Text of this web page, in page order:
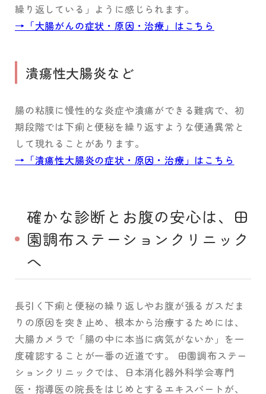
繰り返している」ように感じられます。
→「大腸がんの症状・原因・治療」はこちら
潰瘍性大腸炎など
腸の粘膜に慢性的な炎症や潰瘍ができる難病で、初
期段階では下痢と便秘を繰り返すような便通異常と
して現れることがあります。
→「潰瘍性大腸炎の症状・原因・治療」はこちら
確かな診断とお腹の安心は、田
園調布ステーションクリニック
へ
長引く下痢と便秘の繰り返しやお腹が張るガスだま
りの原因を突き止め、根本から治療するためには、
大腸カメラで「腸の中に本当に病気がないか」を一
度確認することが一番の近道です。 田園調布ステー
ションクリニックでは、日本消化器外科学会専門
医・指導医の院長をはじめとするエキスパートが、